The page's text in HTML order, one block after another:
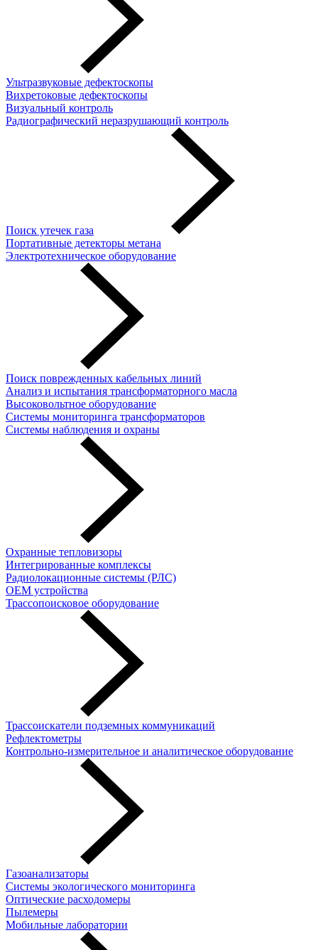
Ультразвуковые дефектоскопы
Вихретоковые дефектоскопы
Визуальный контроль
Радиографический неразрушающий контроль
Поиск утечек газа
Портативные детекторы метана
Электротехническое оборудование
Поиск поврежденных кабельных линий
Анализ и испытания трансформаторного масла
Высоковольтное оборудование
Системы мониторинга трансформаторов
Системы наблюдения и охраны
Охранные тепловизоры
Интегрированные комплексы
Радиолокационные системы (РЛС)
OEM устройства
Трассопоисковое оборудование
Трассоискатели подземных коммуникаций
Рефлектометры
Контрольно-измерительное и аналитическое оборудование
Газоанализаторы
Системы экологического мониторинга
Оптические расходомеры
Пылемеры
Мобильные лаборатории